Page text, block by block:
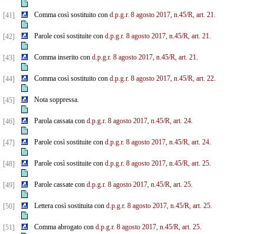
[41] Comma così sostituito con d.p.g.r. 8 agosto 2017, n.45/R, art. 21.
[42] Parole così sostituite con d.p.g.r. 8 agosto 2017, n.45/R, art. 21.
[43] Comma inserito con d.p.g.r. 8 agosto 2017, n.45/R, art. 21.
[44] Comma così sostituito con d.p.g.r. 8 agosto 2017, n.45/R, art. 22.
[45] Nota soppressa.
[46] Parola cassata con d.p.g.r. 8 agosto 2017, n.45/R, art. 24.
[47] Parole così sostituite con d.p.g.r. 8 agosto 2017, n.45/R, art. 24.
[48] Parole così sostituite con d.p.g.r. 8 agosto 2017, n.45/R, art. 25.
[49] Parole cassate con d.p.g.r. 8 agosto 2017, n.45/R, art. 25.
[50] Lettera così sostituita con d.p.g.r. 8 agosto 2017, n.45/R, art. 25.
[51] Comma abrogato con d.p.g.r. 8 agosto 2017, n.45/R, art. 25.